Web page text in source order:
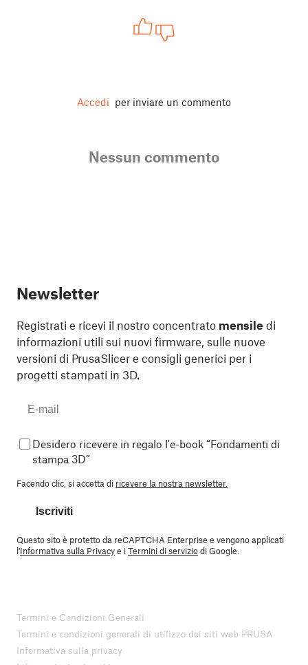
Accedi per inviare un commento
Nessun commento
Newsletter
Registrati e ricevi il nostro concentrato mensile di
informazioni utili sui nuovi firmware, sulle nuove
versioni di PrusaSlicer e consigli generici per i
progetti stampati in 3D.
Desidero ricevere in regalo l'e-book “Fondamenti di
stampa 3D”
Facendo clic, si accetta di ricevere la nostra newsletter.
Iscriviti
Questo sito è protetto da reCAPTCHA Enterprise e vengono applicati
l'Informativa sulla Privacye iTermini di serviziodi Google.
Termini e Condizioni Generali
Termini e condizioni generali di utilizzo dei siti web PRUSA
Informativa sulla privacy